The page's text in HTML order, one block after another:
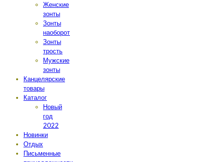
Женские
зонты
Зонты
наоборот
Зонты
трость
Мужские
зонты
Канцелярские
товары
Каталог
Новый
год
2022
Новинки
Отдых
Письменные